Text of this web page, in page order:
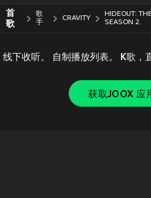
首
歌
歌
手
CRAVITY
HIDEOUT:
SEASON 2.
线下收听。 自制播放列表。 K歌，
获取JOOX 应